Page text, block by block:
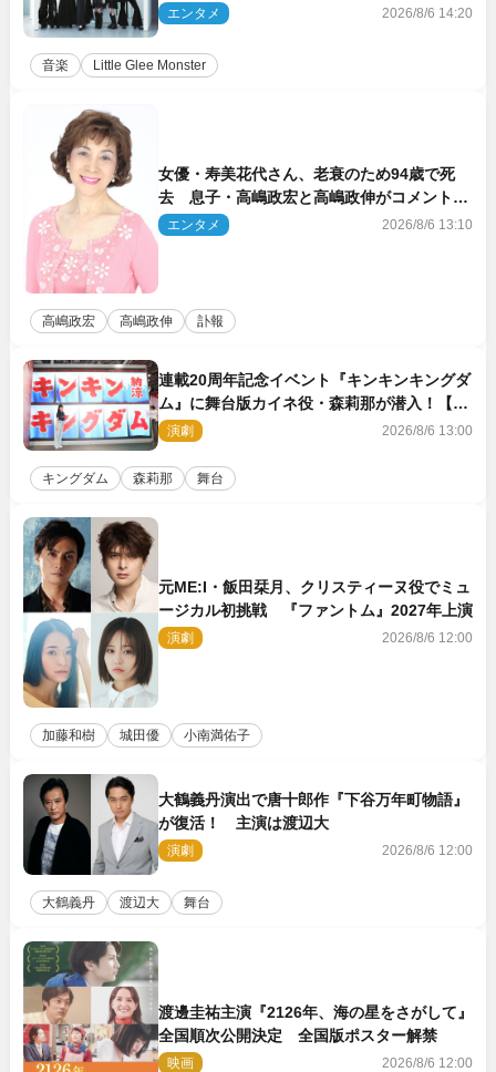
き下ろしのラブソング
エンタメ 2026/8/6 14:20
音楽 Little Glee Monster
女優・寿美花代さん、老衰のため94歳で死
去 息子・高嶋政宏と高嶋政伸がコメント
「いつもユーモアを忘れない明るく優しい母
でした」
エンタメ 2026/8/6 13:10
高嶋政宏 高嶋政伸 訃報
連載20周年記念イベント『キンキンキングダ
ム』に舞台版カイネ役・森莉那が潜入！【密
着レポート】
演劇 2026/8/6 13:00
キングダム 森莉那 舞台
元ME:I・飯田栞月、クリスティーヌ役でミュ
ージカル初挑戦 『ファントム』2027年上演
演劇 2026/8/6 12:00
加藤和樹 城田優 小南満佑子
大鶴義丹演出で唐十郎作『下谷万年町物語』
が復活！ 主演は渡辺大
演劇 2026/8/6 12:00
大鶴義丹 渡辺大 舞台
渡邊圭祐主演『2126年、海の星をさがして』
全国順次公開決定 全国版ポスター解禁
映画 2026/8/6 12:00